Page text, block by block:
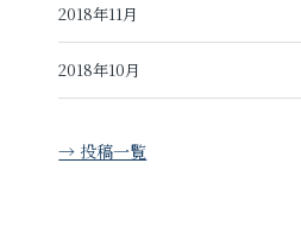
2018年11月
2018年10月
→ 投稿一覧